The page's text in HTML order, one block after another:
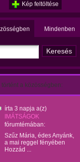
Kép feltöltése
Mindenben
történt a közösségben:
írta 3 napja a(z)
IMÁTSÁGOK
fórumtémában:
Szűz Mária, édes Anyánk,
a mai reggel fényében
Hozzád ...